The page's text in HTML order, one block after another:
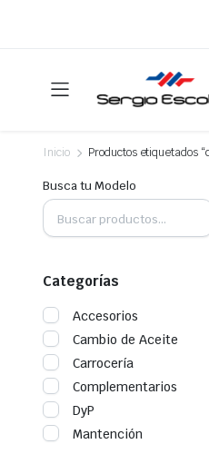
Inicio Productos etiquetados
Busca tu Modelo
Categorías
Accesorios
Cambio de Aceite
Carrocería
Complementarios
DyP
Mantención